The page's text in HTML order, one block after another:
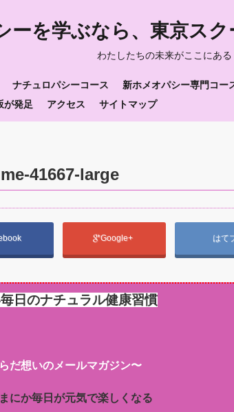
ーを学ぶなら、東京ス
わたしたちの未来がここにある
ナチュロパシーコース 新ホメオパシー専門コー
が発足 アクセス サイトマップ
41667-large
Google+ はて
日のナチュラル健康習慣
だ想いのメールマガジン〜
にか毎日が元気で楽しくなる